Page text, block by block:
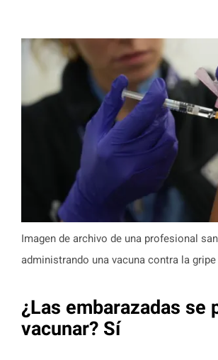
Imagen de archivo de una profesional
administrando una vacuna contra la
¿Las embarazadas se
vacunar? Sí